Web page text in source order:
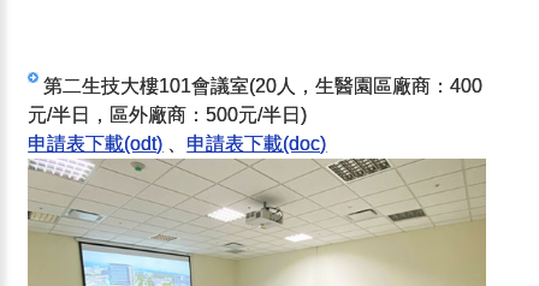
第二生技大樓101會議室(20人，生醫園區廠商：400
元/半日，區外廠商：500元/半日)
申請表下載(odt) 、 申請表下載(doc)